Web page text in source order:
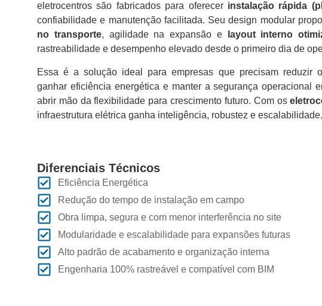
eletrocentros são fabricados para oferecer instalação rápida
confiabilidade e manutenção facilitada. Seu design modular
no transporte, agilidade na expansão e layout interno
rastreabilidade e desempenho elevado desde o primeiro dia de
Essa é a solução ideal para empresas que precisam reduzir
ganhar eficiência energética e manter a segurança operacional
abrir mão da flexibilidade para crescimento futuro. Com os
infraestrutura elétrica ganha inteligência, robustez e escalabilidade.
Diferenciais Técnicos
Eficiência Energética
Redução do tempo de instalação em campo
Obra limpa, segura e com menor interferência no site
Modularidade e escalabilidade para expansões futuras
Alto padrão de acabamento e organização interna
Engenharia 100% rastreável e compatível com BIM